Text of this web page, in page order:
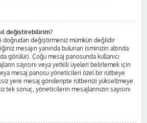
değiştirebilirim?
doğrudan değiştirmeniz mümkün değildir
mesajın yanında bulunan isminizin altında
görülür). Çoğu mesaj panosunda kullanıcı
sayısını veya yetkili üyeleri belirlemek için
mesaj panosu yöneticileri özel bir rütbeye
yere mesaj gönderipte rütbenizi yükseltmeye
tek sonuç, yöneticilerin mesajlarınızın sayısını